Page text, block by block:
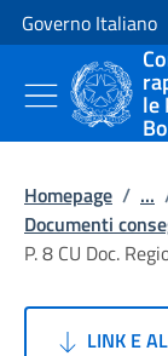
Vai al contenuto
Vai alla navigazione
Governo Italiano
le
Homepage / ...
Documenti
P. 8 CU Doc.
LINK E